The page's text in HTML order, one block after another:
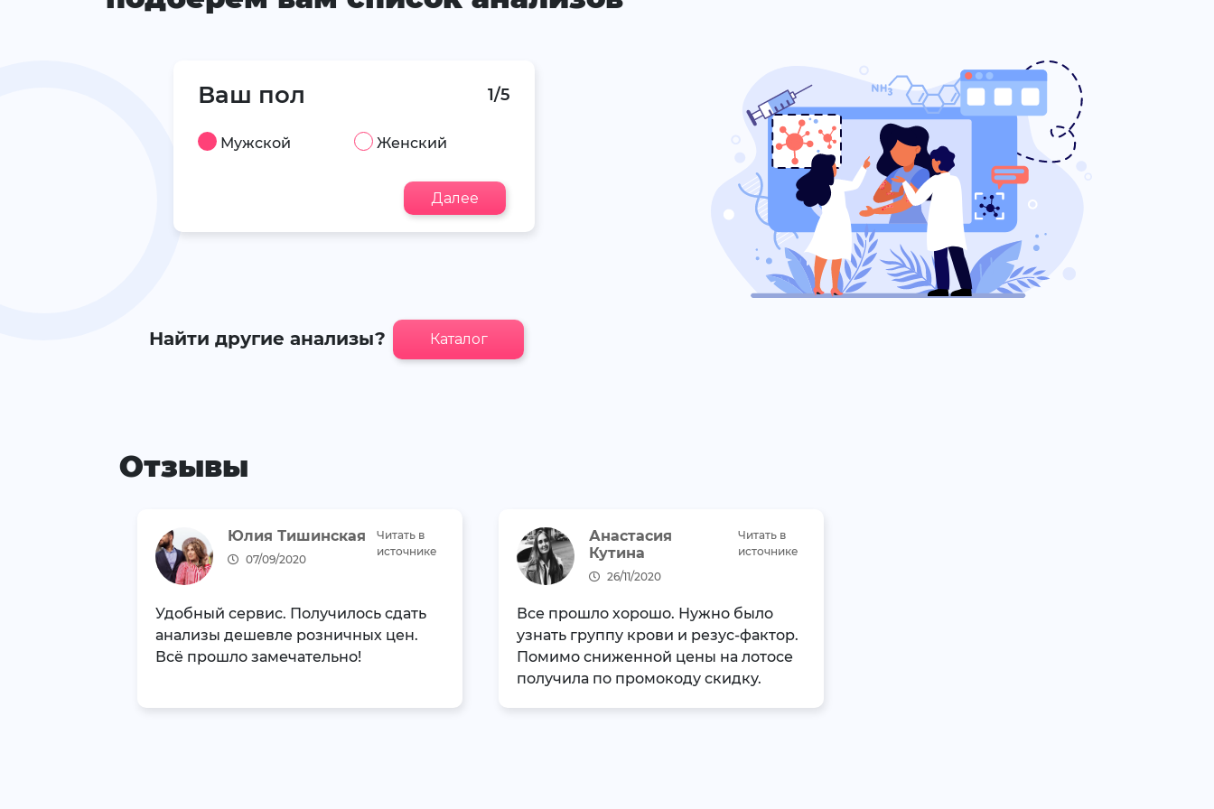
Ваш пол 1/5
Мужской Женский
Далее
Найти другие анализы? Каталог
Отзывы
Юлия Тишинская
07/09/2020
Читать в
источнике
Удобный сервис. Получилось сдать
анализы дешевле розничных цен.
Всё прошло замечательно!
Анастасия
Кутина
26/11/2020
Читать в
источнике
Все прошло хорошо. Нужно было
узнать группу крови и резус-фактор.
Помимо сниженной цены на лотосе
получила по промокоду скидку.